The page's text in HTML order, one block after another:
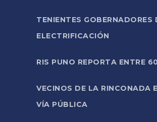
TENIENTES
ELECTRIFICACIÓN
RIS PUNO REPORTA ENTRE
VECINOS DE LA RINCONADA
VÍA PÚBLICA